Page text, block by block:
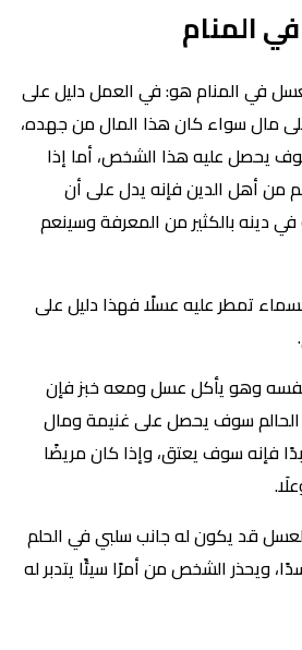
المنام
في المنام هو: في العمل دليل على
مال سواء كان هذا المال من جهده،
يحصل عليه هذا الشخص، أما إذا
أهل الدين فإنه يدل على أن
دينه بالكثير من المعرفة وسينعم
تمطر عليه عسلًا فهذا دليل على
وهو يأكل عسل ومعه خبز فإن
سوف يحصل على غنيمة ومال
فإنه سوف يعتق، وإذا كان مريضًا
قد يكون له جانب سلبي في الحلم
ويحذر الشخص من أمرًا سيئًا يتدبر له